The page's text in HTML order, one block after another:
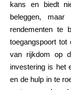
kans en biedt
beleggen,
rendementen te
toegangspoort tot
van rijkdom op
investering is het
en de hulp in te